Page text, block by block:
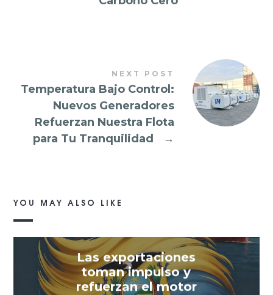
NEXT POST
Temperatura Bajo Control:
Nuevos Generadores
Refuerzan Nuestra Flota
para Tu Tranquilidad
→
YOU MAY ALSO LIKE
Las exportaciones
toman impulso y
refuerzan el motor